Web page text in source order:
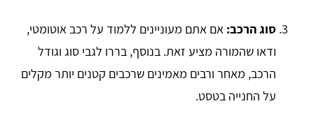
סוג הרכב: אם אתם מעוניינים ללמוד על רכב אוטומטי,
ודאו שהמורה מציע זאת. בנוסף, בררו לגבי סוג וגודל
הרכב, מאחר ורבים מאמינים שרכבים קטנים יותר מקלים
על החנייה בטסט.